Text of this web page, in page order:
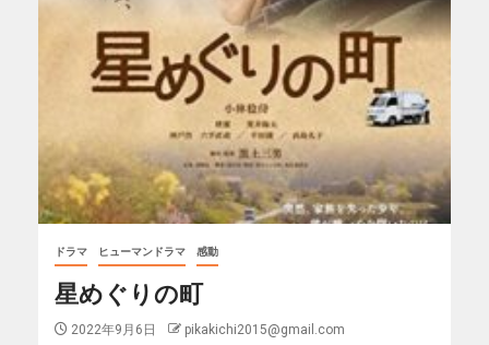
ドラマ ヒューマンドラマ 感動
星めぐりの町
2022年9月6日 pikakichi2015@gmail.com